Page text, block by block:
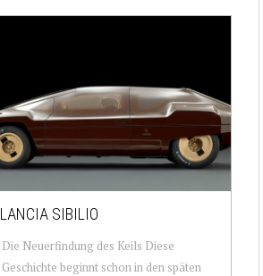
LANCIA SIBILIO
Die Neuerfindung des Keils Diese
Geschichte beginnt schon in den späten